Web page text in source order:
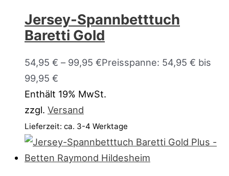
Jersey-Spannbetttuch
Baretti Gold
54,95 € – 99,95 €Preisspanne: 54,95 € bis
99,95 €
Enthält 19% MwSt.
zzgl. Versand
Lieferzeit: ca. 3-4 Werktage